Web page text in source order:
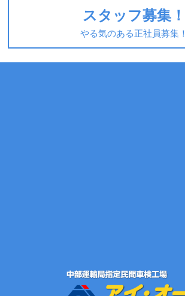
スタッフ募集！
やる気のある正社員募集！